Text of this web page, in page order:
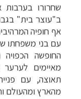
שחרורו
ב"עוצר בית"
אף חופיה
עם בני משפחתו
החופשה
מאיימים
תאוצה, עם
מהארץ ומהעולם